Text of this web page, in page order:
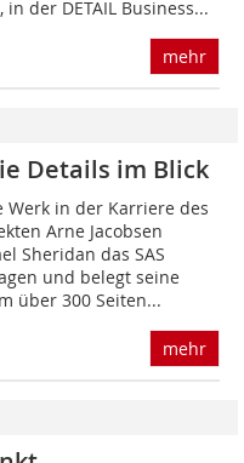
der DETAIL Business...
mehr
Details im Blick
Werk in der Karriere des
Arne Jacobsen
Sheridan das SAS
und belegt seine
über 300 Seiten...
mehr